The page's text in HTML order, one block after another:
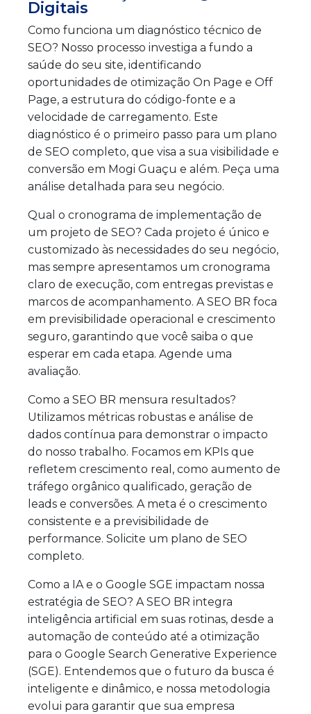
Digitais
Como funciona um diagnóstico técnico de
SEO? Nosso processo investiga a fundo a
saúde do seu site, identificando
oportunidades de otimização On Page e Off
Page, a estrutura do código-fonte e a
velocidade de carregamento. Este
diagnóstico é o primeiro passo para um plano
de SEO completo, que visa a sua visibilidade e
conversão em Mogi Guaçu e além. Peça uma
análise detalhada para seu negócio.
Qual o cronograma de implementação de
um projeto de SEO? Cada projeto é único e
customizado às necessidades do seu negócio,
mas sempre apresentamos um cronograma
claro de execução, com entregas previstas e
marcos de acompanhamento. A SEO BR foca
em previsibilidade operacional e crescimento
seguro, garantindo que você saiba o que
esperar em cada etapa. Agende uma
avaliação.
Como a SEO BR mensura resultados?
Utilizamos métricas robustas e análise de
dados contínua para demonstrar o impacto
do nosso trabalho. Focamos em KPIs que
refletem crescimento real, como aumento de
tráfego orgânico qualificado, geração de
leads e conversões. A meta é o crescimento
consistente e a previsibilidade de
performance. Solicite um plano de SEO
completo.
Como a IA e o Google SGE impactam nossa
estratégia de SEO? A SEO BR integra
inteligência artificial em suas rotinas, desde a
automação de conteúdo até a otimização
para o Google Search Generative Experience
(SGE). Entendemos que o futuro da busca é
inteligente e dinâmico, e nossa metodologia
evolui para garantir que sua empresa